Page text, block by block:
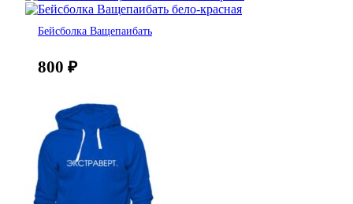
Бейсболка Ващепаибать
800 ₽